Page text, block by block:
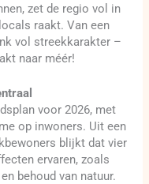
zet de regio vol in
raakt. Van een
vol streekkarakter –
naar méér!
voor 2026, met
op inwoners. Uit een
blijkt dat vier
ervaren, zoals
behoud van natuur.